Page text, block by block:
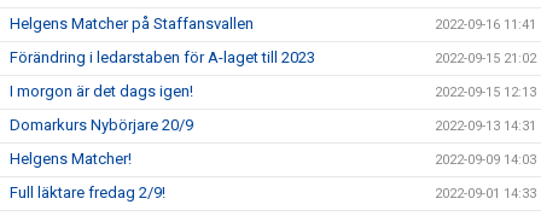
Helgens Matcher på Staffansvallen 2022-09-16 11:41
Förändring i ledarstaben för A-laget till 2023 2022-09-15 21:02
I morgon är det dags igen! 2022-09-15 12:13
Domarkurs Nybörjare 20/9 2022-09-13 14:31
Helgens Matcher! 2022-09-09 14:03
Full läktare fredag 2/9! 2022-09-01 14:33